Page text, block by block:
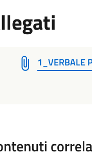
1_VERBALE